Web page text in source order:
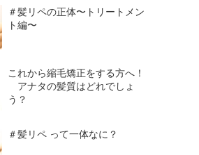
＃髪リペの正体〜トリートメン
ト編〜
これから縮毛矯正をする方へ！
アナタの髪質はどれでしょ
う？
＃髪リペ って一体なに？